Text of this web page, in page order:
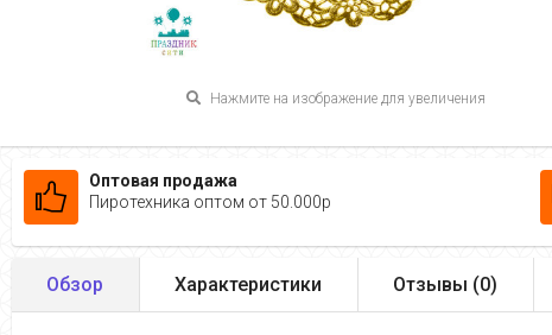
Нажмите на изображение для увеличения
Оптовая продажа
Пиротехника оптом от 50.000р
Обзор Характеристики Отзывы (0)